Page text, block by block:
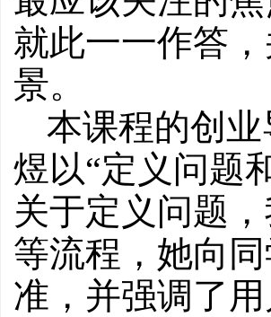
就此一一作答
景。
本课程的创
煜以“定义问题
关于定义问题
等流程，她向
准，并强调了